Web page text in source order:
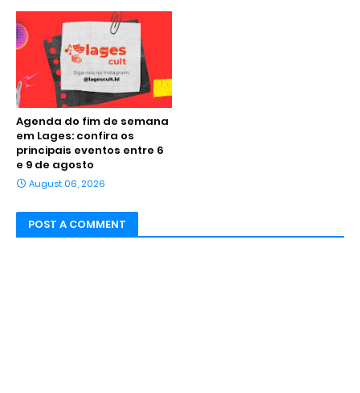
Agenda do fim de semana
em Lages: confira os
principais eventos entre 6
e 9 de agosto
August 06, 2026
POST A COMMENT